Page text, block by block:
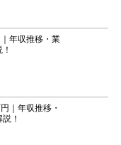
年収推移・業
｜年収推移・
！